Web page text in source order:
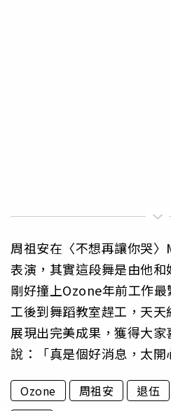
周祖安在〈不想再讓你哭
表演，其實這段舞是由他
剛好撞上Ozone年前工作
工後到舞蹈教室趕工，天
展現出完美成果，獲得大
說：「真是個好消息，太開
Ozone 周祖安 退伍